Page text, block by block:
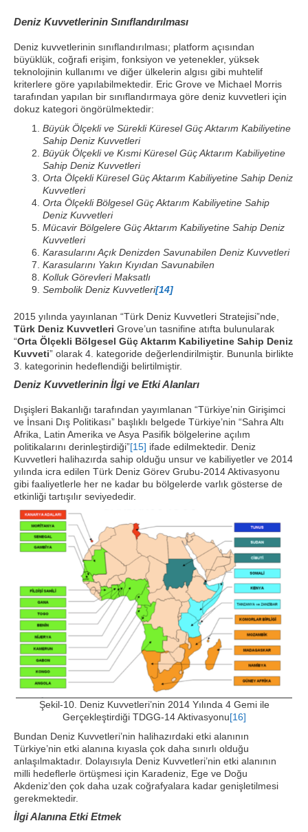
Deniz Kuvvetlerinin Sınıflandırılması
Deniz kuvvetlerinin sınıflandırılması; platform açısından
büyüklük, coğrafi erişim, fonksiyon ve yetenekler, yüksek
teknolojinin kullanımı ve diğer ülkelerin algısı gibi muhtelif
kriterlere göre yapılabilmektedir. Eric Grove ve Michael Morris
tarafından yapılan bir sınıflandırmaya göre deniz kuvvetleri için
dokuz kategori öngörülmektedir:
Büyük Ölçekli ve Sürekli Küresel Güç Aktarım Kabiliyetine
Sahip Deniz Kuvvetleri
Büyük Ölçekli ve Kısmi Küresel Güç Aktarım Kabiliyetine
Sahip Deniz Kuvvetleri
Orta Ölçekli Küresel Güç Aktarım Kabiliyetine Sahip Deniz
Kuvvetleri
Orta Ölçekli Bölgesel Güç Aktarım Kabiliyetine Sahip
Deniz Kuvvetleri
Mücavir Bölgelere Güç Aktarım Kabiliyetine Sahip Deniz
Kuvvetleri
Karasularını Açık Denizden Savunabilen Deniz Kuvvetleri
Karasularını Yakın Kıyıdan Savunabilen
Kolluk Görevleri Maksatlı
Sembolik Deniz Kuvvetleri[14]
2015 yılında yayınlanan “Türk Deniz Kuvvetleri Stratejisi”nde,
Türk Deniz Kuvvetleri Grove’un tasnifine atıfta bulunularak
“Orta Ölçekli Bölgesel Güç Aktarım Kabiliyetine Sahip Deniz
Kuvveti” olarak 4. kategoride değerlendirilmiştir. Bununla birlikte
3. kategorinin hedeflendiği belirtilmiştir.
Deniz Kuvvetlerinin İlgi ve Etki Alanları
Dışişleri Bakanlığı tarafından yayımlanan “Türkiye’nin Girişimci
ve İnsani Dış Politikası” başlıklı belgede Türkiye’nin “Sahra Altı
Afrika, Latin Amerika ve Asya Pasifik bölgelerine açılım
politikalarını derinleştirdiği”[15] ifade edilmektedir. Deniz
Kuvvetleri halihazırda sahip olduğu unsur ve kabiliyetler ve 2014
yılında icra edilen Türk Deniz Görev Grubu-2014 Aktivasyonu
gibi faaliyetlerle her ne kadar bu bölgelerde varlık gösterse de
etkinliği tartışılır seviyededir.
Şekil-10. Deniz Kuvvetleri’nin 2014 Yılında 4 Gemi ile
Gerçekleştirdiği TDGG-14 Aktivasyonu[16]
Bundan Deniz Kuvvetleri’nin halihazırdaki etki alanının
Türkiye’nin etki alanına kıyasla çok daha sınırlı olduğu
anlaşılmaktadır. Dolayısıyla Deniz Kuvvetleri’nin etki alanının
milli hedeflerle örtüşmesi için Karadeniz, Ege ve Doğu
Akdeniz’den çok daha uzak coğrafyalara kadar genişletilmesi
gerekmektedir.
İlgi Alanına Etki Etmek